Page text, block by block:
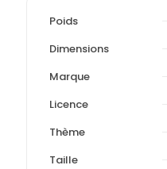
Poids
Dimensions
Marque
Licence
Thème
Taille